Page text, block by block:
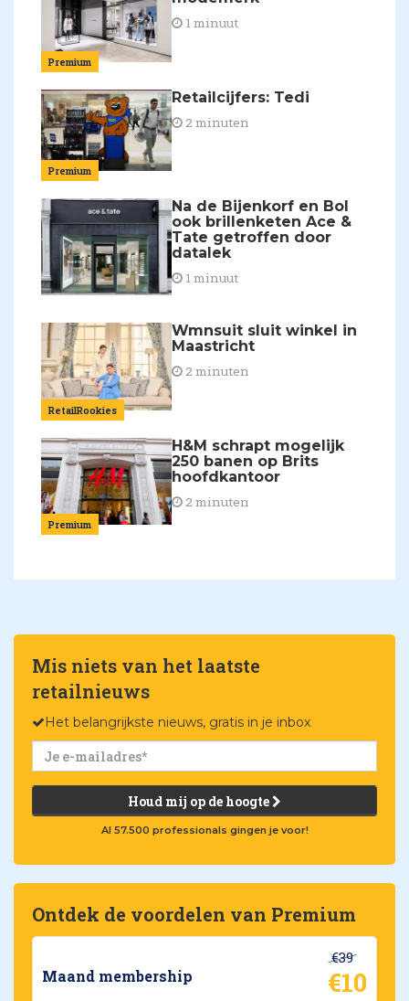
Premium
1 minuut
Premium
Retailcijfers: Tedi
2 minuten
Na de Bijenkorf en Bol
ook brillenketen Ace &
Tate getroffen door
datalek
1 minuut
RetailRookies
Wmnsuit sluit winkel in
Maastricht
2 minuten
Premium
H&M schrapt mogelijk
250 banen op Brits
hoofdkantoor
2 minuten
Mis niets van het laatste
retailnieuws
Het belangrijkste nieuws, gratis in je inbox
Houd mij op de hoogte
Al 57.500 professionals gingen je voor!
Ontdek de voordelen van Premium
Maand membership
€39
€10